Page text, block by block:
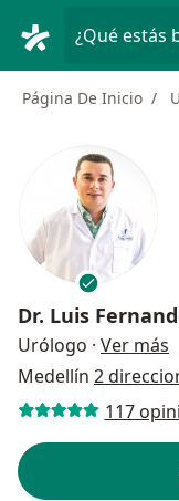
¿Qué estás
Página De Inicio
Dr. Luis
Urólogo · Ver más
Medellín 2
117